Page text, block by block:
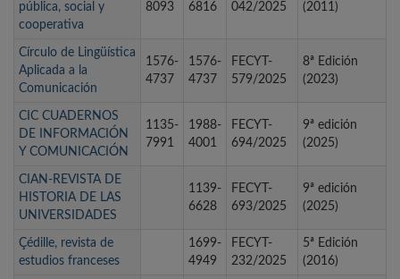
pública, social y
cooperativa
8093
6816
042/2025
(2011)
Círculo de Lingüística
Aplicada a la
Comunicación
1576-
4737
1576-
4737
FECYT-
579/2025
8ª Edición
(2023)
CIC CUADERNOS
DE INFORMACIÓN
Y COMUNICACIÓN
1135-
7991
1988-
4001
FECYT-
694/2025
9ª edición
(2025)
CIAN-REVISTA DE
HISTORIA DE LAS
UNIVERSIDADES
1139-
6628
FECYT-
693/2025
9ª edición
(2025)
Çédille, revista de
estudios franceses
1699-
4949
FECYT-
232/2025
5ª Edición
(2016)